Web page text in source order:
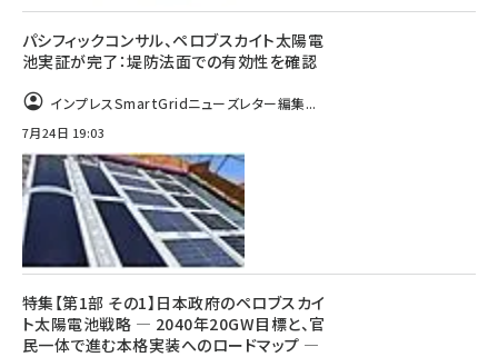
パシフィックコンサル、ペロブスカイト太陽電
池実証が完了：堤防法面での有効性を確認
インプレスSmartGridニューズレター編集...
7月24日 19:03
特集【第1部 その1】日本政府のペロブスカイ
ト太陽電池戦略 ― 2040年20GW目標と、官
民一体で進む本格実装へのロードマップ ―